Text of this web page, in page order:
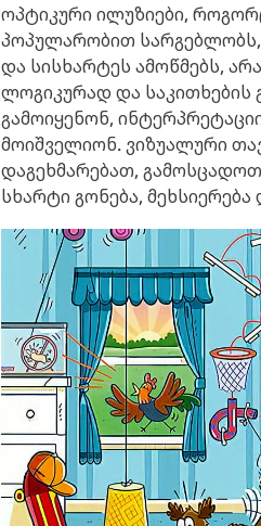
ოპტიკური ილუზიები,
პოპულარობით
და სისხარტეს ამოწმებს,
ლოგიკურად და საკითხების
გამოიყენონ,
მოიშველიონ. ვიზუალური
დაგეხმარებათ,
სხარტი გონება,